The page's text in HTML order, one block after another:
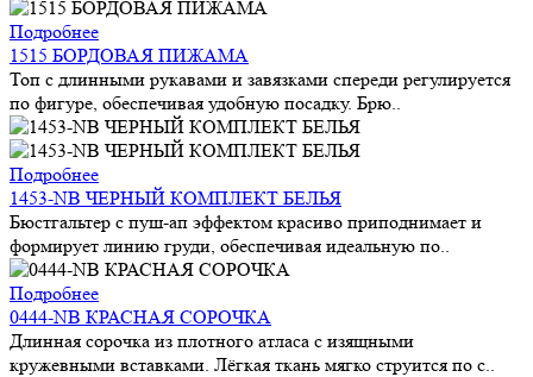
Подробнее
1515 БОРДОВАЯ ПИЖАМА
Топ с длинными рукавами и завязками спереди регулируется
по фигуре, обеспечивая удобную посадку. Брю..
Подробнее
1453-NB ЧЕРНЫЙ КОМПЛЕКТ БЕЛЬЯ
Бюстгальтер с пуш-ап эффектом красиво приподнимает и
формирует линию груди, обеспечивая идеальную по..
Подробнее
0444-NB КРАСНАЯ СОРОЧКА
Длинная сорочка из плотного атласа с изящными
кружевными вставками. Лёгкая ткань мягко струится по с..